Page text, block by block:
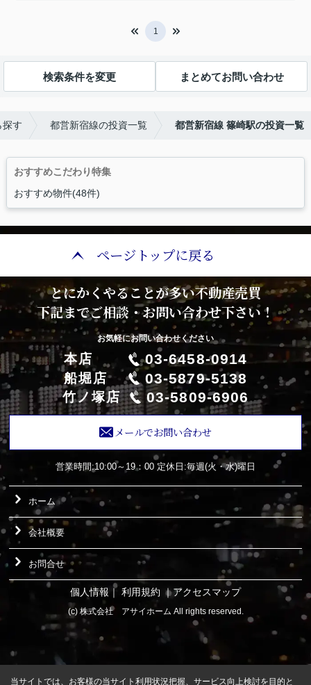
1
検索条件を変更 まとめてお問い合わせ
探す 都営新宿線の投資一覧 都営新宿線 篠崎駅の投資一覧
おすすめこだわり特集
おすすめ物件(48件)
ページトップに戻る
とにかくやることが多い不動産売買
下記までご相談・お問い合わせ下さい！
お気軽にお問い合わせください
本店 03-6458-0914
船堀店 03-5879-5138
竹ノ塚店 03-5809-6906
メールでお問い合わせ
営業時間:10:00～19：00 定休日:毎週(火・水)曜日
ホーム
会社概要
お問合せ
個人情報 ｜ 利用規約 ｜アクセスマップ
(c) 株式会社 アサイホーム All rights reserved.
当サイトでは、お客様の当サイト利用状況把握、サービス向上検討を目的と